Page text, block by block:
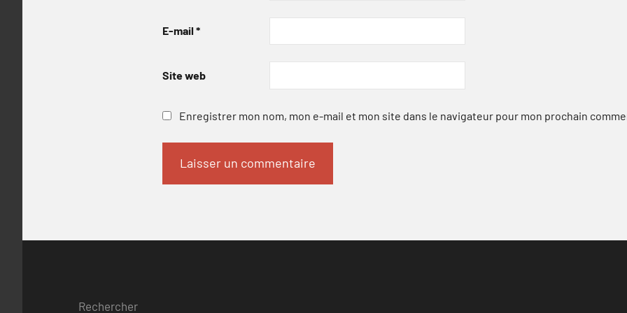
E-mail *
Site web
Enregistrer mon nom, mon e-mail et mon site dans le navigateur pour mon prochain
Rechercher